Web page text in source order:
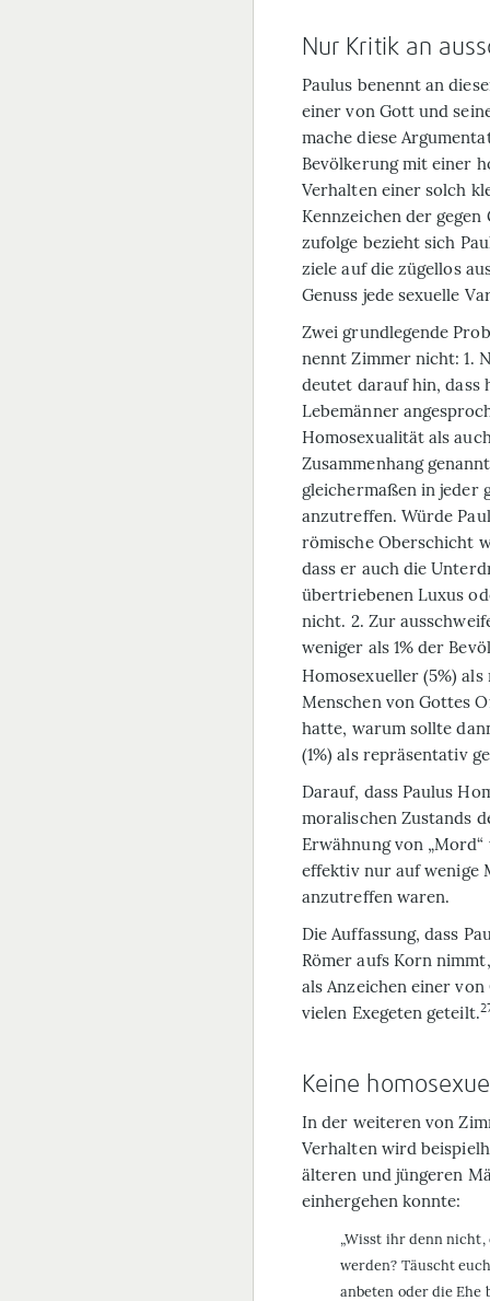
Nur Kritik an
Paulus benennt an
einer von Gott und
mache diese
Bevölkerung mit einer
Verhalten einer solch
Kennzeichen der
zufolge bezieht sich
ziele auf die zügellos
Genuss jede sexuelle
Zwei grundlegende
nennt Zimmer nicht: 1.
deutet darauf hin, dass
Lebemänner
Homosexualität als
Zusammenhang
gleichermaßen in jeder
anzutreffen. Würde
römische Oberschicht
dass er auch die
übertriebenen Luxus
nicht. 2. Zur
weniger als 1% der
Homosexueller (5%)
Menschen von Gottes
hatte, warum sollte
(1%) als repräsentativ
Darauf, dass Paulus
moralischen Zustands
Erwähnung von
effektiv nur auf wenige
anzutreffen waren.
Die Auffassung, dass
Römer aufs Korn
als Anzeichen einer
vielen Exegeten geteilt.
Keine
In der weiteren von
Verhalten wird
älteren und jüngeren
einhergehen konnte:
„Wisst ihr denn nicht,
werden? Täuscht
anbeten oder die Ehe